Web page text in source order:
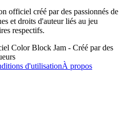
officiel créé par des passionnés de
et droits d'auteur liés au jeu
respectifs.
Color Block Jam - Créé par des
d'utilisationÀ propos